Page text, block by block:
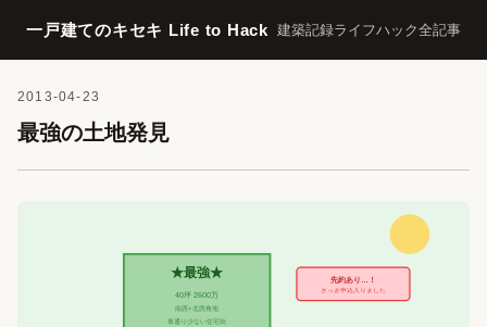
一戸建てのキセキ Life to Hack 建築記録ライフハック全記事
2013-04-23
最強の土地発見
★最強★
40坪 2600万
南西+北西角地
車通り少ない住宅街
先約あり…！
さっき申込入りました